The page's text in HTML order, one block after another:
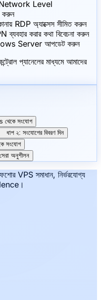
Network Level
RDP অ্যাক্সেস সীমিত করুন
করার কথা বিবেচনা করুন
Server আপডেট করুন
প্যানেলের মাধ্যমে আমাদের
থেকে সংযোগ
ধাপ ২: সংযোগের বিবরণ দিন
সংযোগ
অনুশীলন
VPS সমাধান, নির্ভরযোগ্য